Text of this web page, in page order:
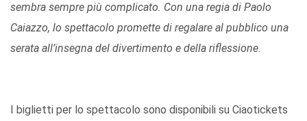
sembra sempre più complicato. Con una regia di Paolo
Caiazzo, lo spettacolo promette di regalare al pubblico una
serata all’insegna del divertimento e della riflessione.
I biglietti per lo spettacolo sono disponibili su Ciaotickets